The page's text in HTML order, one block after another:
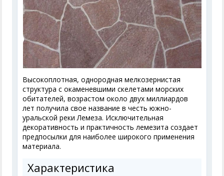
Высокоплотная, однородная мелкозернистая
структура с окаменевшими скелетами морских
обитателей, возрастом около двух миллиардов
лет получила свое название в честь южно-
уральской реки Лемеза. Исключительная
декоративность и практичность лемезита создает
предпосылки для наиболее широкого применения
материала.
Характеристика